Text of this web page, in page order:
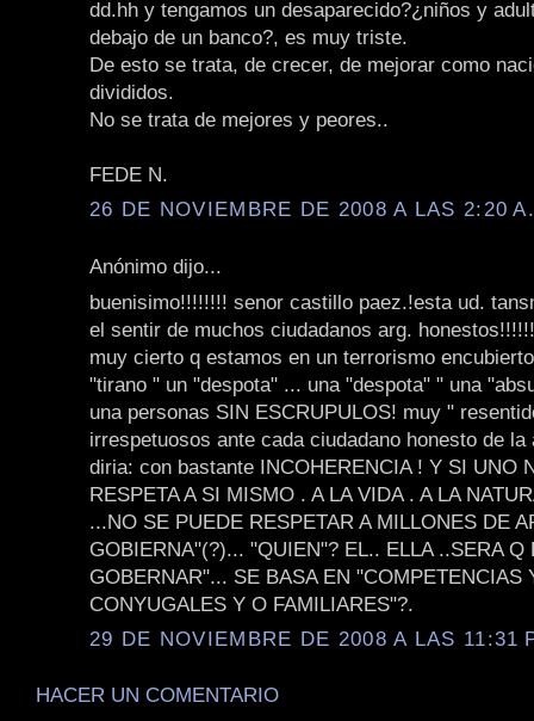
dd.hh y tengamos un desaparecido?¿niños y
debajo de un banco?, es muy triste.
De esto se trata, de crecer, de mejorar como
divididos.
No se trata de mejores y peores..
FEDE N.
26 DE NOVIEMBRE DE 2008 A LAS 2:20
Anónimo dijo...
buenisimo!!!!!!!! senor castillo paez.!esta ud.
el sentir de muchos ciudadanos arg.
muy cierto q estamos en un terrorismo
"tirano " un "despota" ... una "despota" " una
una personas SIN ESCRUPULOS! muy "
irrespetuosos ante cada ciudadano honesto de
diria: con bastante INCOHERENCIA ! Y SI UNO
RESPETA A SI MISMO . A LA VIDA . A LA
...NO SE PUEDE RESPETAR A MILLONES DE
GOBIERNA"(?)... "QUIEN"? EL.. ELLA ..SERA Q
GOBERNAR"... SE BASA EN "COMPETENCIAS
CONYUGALES Y O FAMILIARES"?.
29 DE NOVIEMBRE DE 2008 A LAS 11:31
HACER UN COMENTARIO